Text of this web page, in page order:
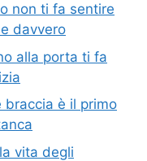
non ti fa sentire
davvero
alla porta ti fa
braccia è il primo
vita degli